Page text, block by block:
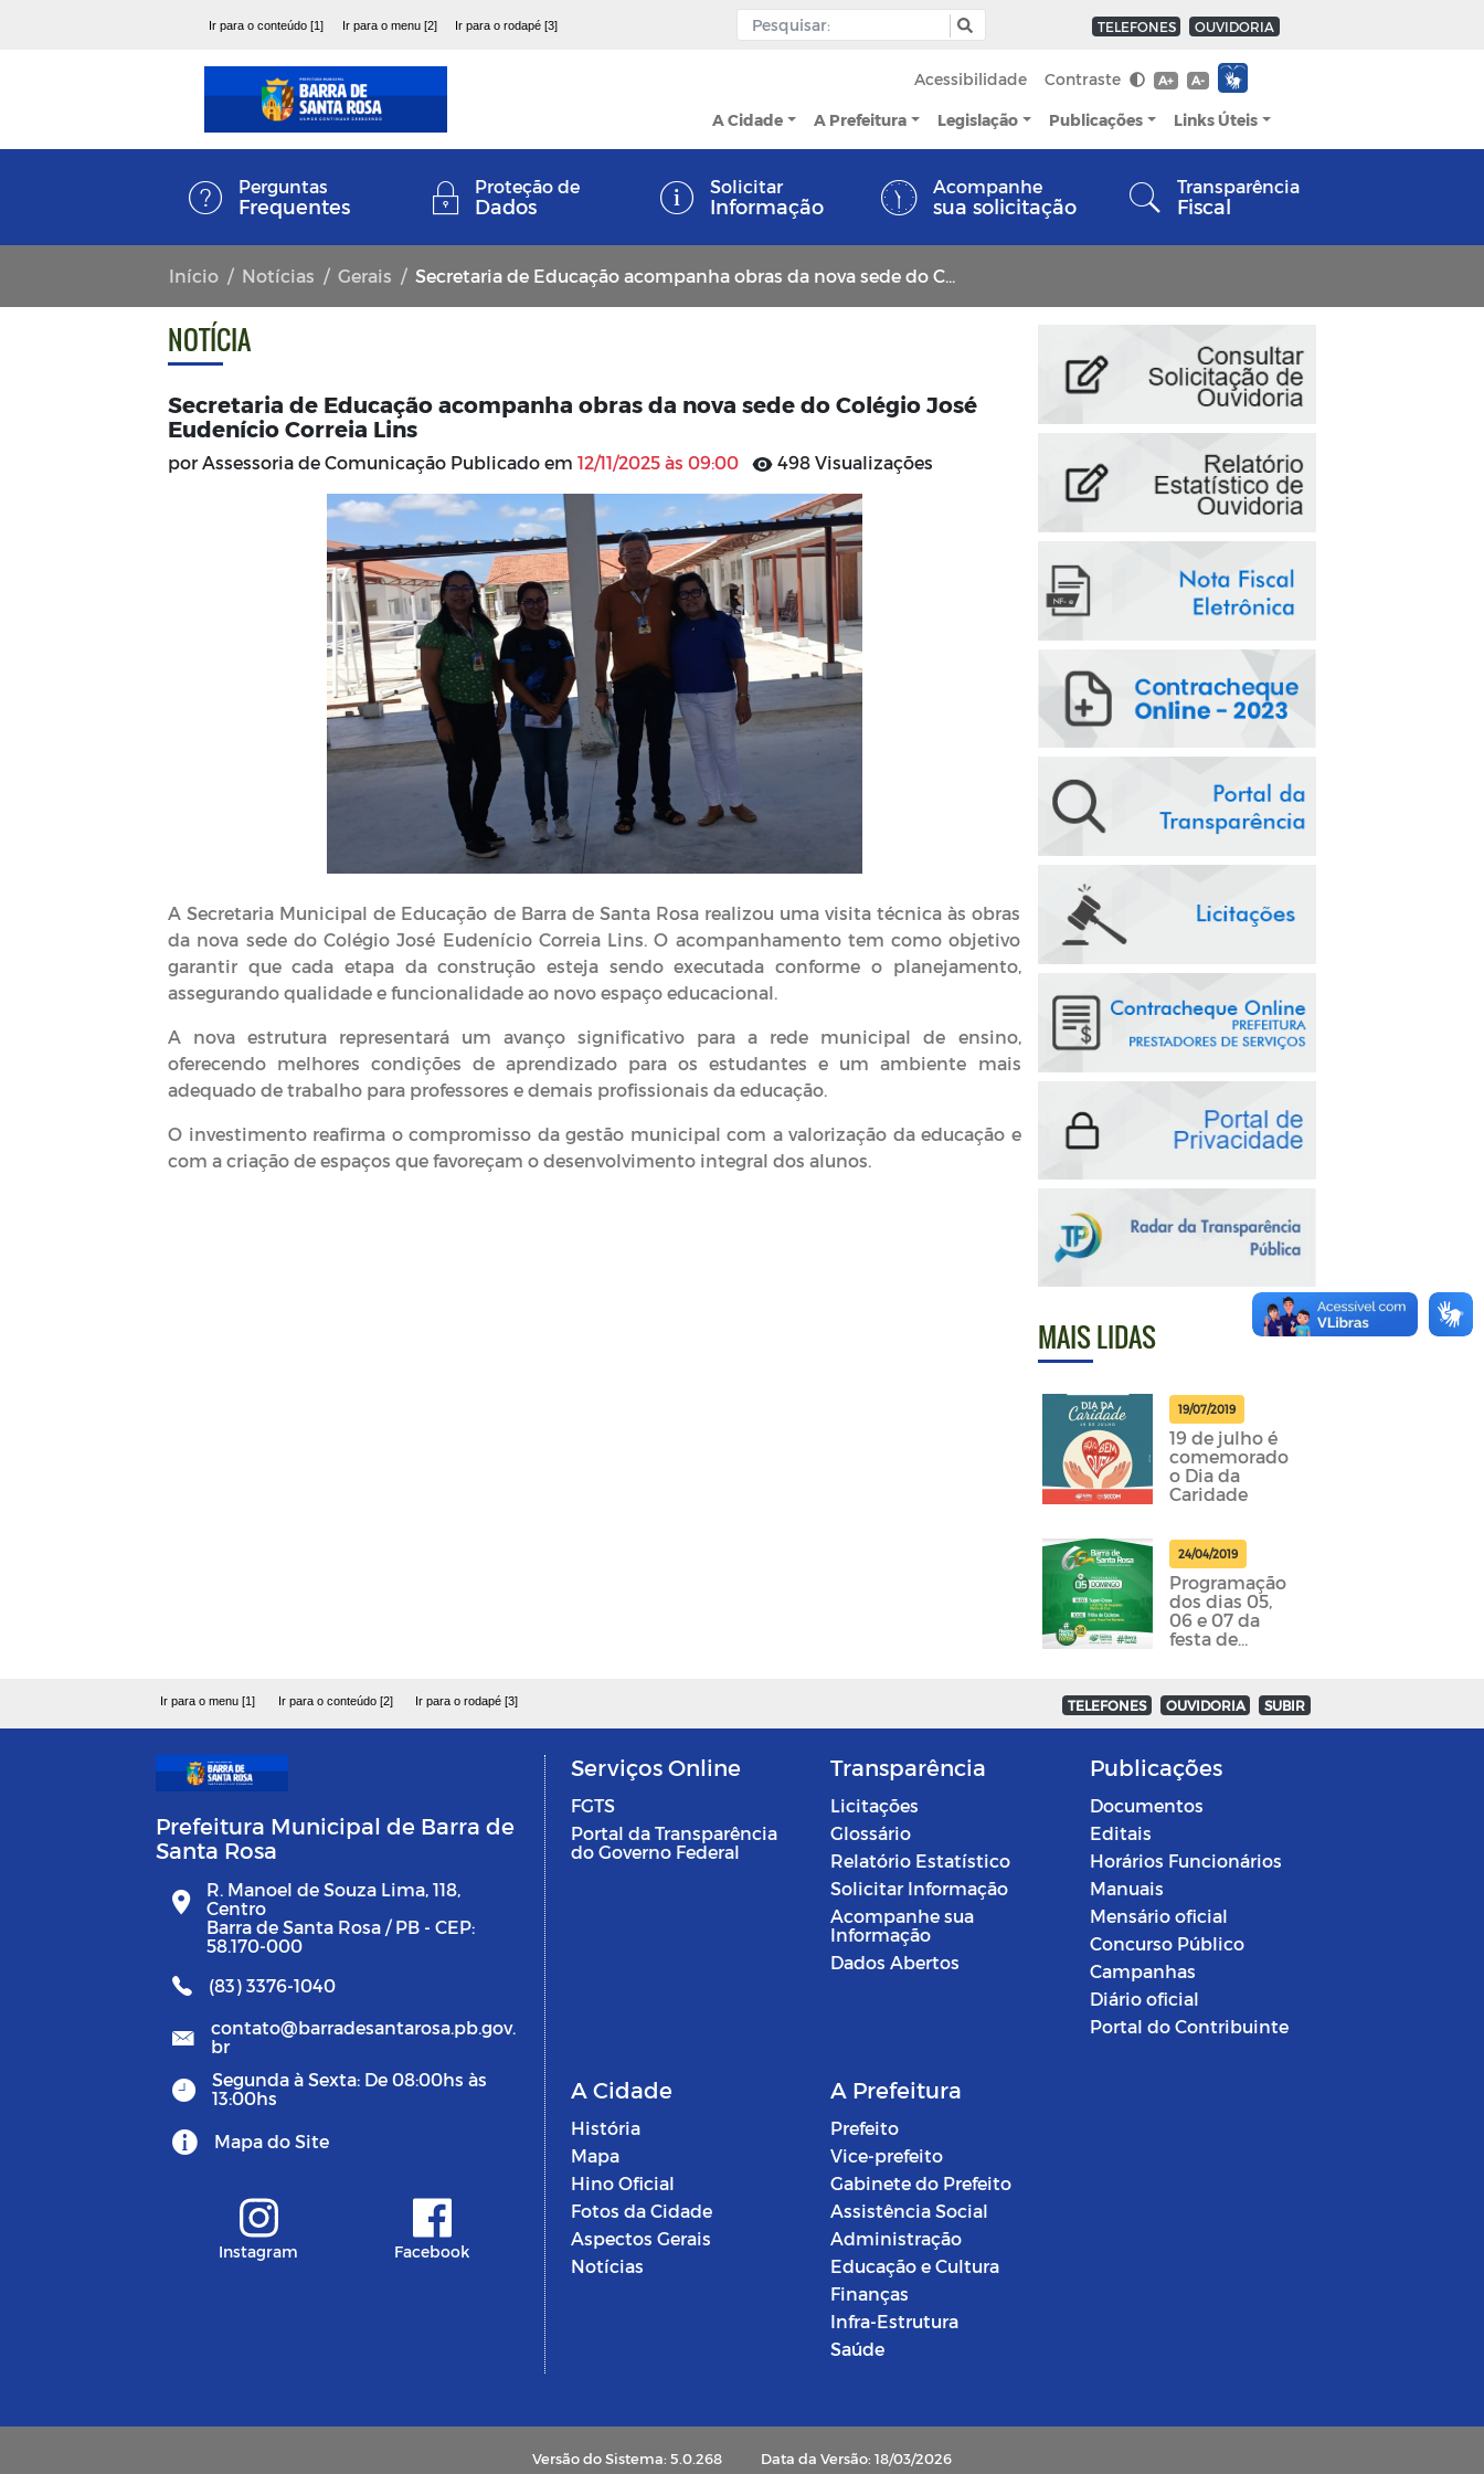
Ir para o conteúdo [1] Ir para o menu [2] Ir para o rodapé [3] TELEFONES OUVIDORIA
Acessibilidade Contraste A+ A-
A Cidade A Prefeitura Legislação Publicações Links Úteis
Perguntas
Frequentes
Proteção de
Dados
Solicitar
Informação
Acompanhe
sua solicitação
Transparência
Fiscal
Início Notícias Gerais Secretaria de Educação acompanha obras da nova sede do Colégio José Eudenício Correia Lins
NOTÍCIA
Secretaria de Educação acompanha obras da nova sede do Colégio José
Eudenício Correia Lins
por Assessoria de Comunicação Publicado em 12/11/2025 às 09:00 498 Visualizações
A Secretaria Municipal de Educação de Barra de Santa Rosa realizou uma visita técnica às obras
da nova sede do Colégio José Eudenício Correia Lins. O acompanhamento tem como objetivo
garantir que cada etapa da construção esteja sendo executada conforme o planejamento,
assegurando qualidade e funcionalidade ao novo espaço educacional.
A nova estrutura representará um avanço significativo para a rede municipal de ensino,
oferecendo melhores condições de aprendizado para os estudantes e um ambiente mais
adequado de trabalho para professores e demais profissionais da educação.
O investimento reafirma o compromisso da gestão municipal com a valorização da educação e
com a criação de espaços que favoreçam o desenvolvimento integral dos alunos.
MAIS LIDAS
19/07/2019
19 de julho é
comemorado
o Dia da
Caridade
24/04/2019
Programação
dos dias 05,
06 e 07 da
festa de
foram
divulgadas
Ir para o menu [1] Ir para o conteúdo [2] Ir para o rodapé [3] TELEFONES OUVIDORIA SUBIR
Prefeitura Municipal de Barra de
Santa Rosa
R. Manoel de Souza Lima, 118,
Centro
Barra de Santa Rosa / PB - CEP:
58.170-000
(83) 3376-1040
contato@barradesantarosa.pb.gov.
br
Segunda à Sexta: De 08:00hs às
13:00hs
Mapa do Site
Instagram Facebook
Serviços Online
FGTS
Portal da Transparência
do Governo Federal
Transparência
Licitações
Glossário
Relatório Estatístico
Solicitar Informação
Acompanhe sua
Informação
Dados Abertos
Publicações
Documentos
Editais
Horários Funcionários
Manuais
Mensário oficial
Concurso Público
Campanhas
Diário oficial
Portal do Contribuinte
A Cidade
História
Mapa
Hino Oficial
Fotos da Cidade
Aspectos Gerais
Notícias
A Prefeitura
Prefeito
Vice-prefeito
Gabinete do Prefeito
Assistência Social
Administração
Educação e Cultura
Finanças
Infra-Estrutura
Saúde
Versão do Sistema: 5.0.268 Data da Versão: 18/03/2026